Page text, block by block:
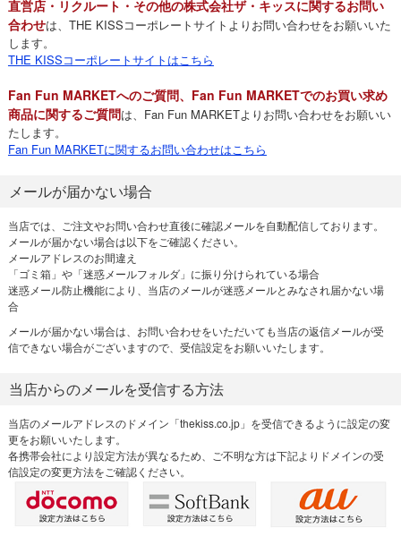
直営店・リクルート・その他の株式会社ザ・キッスに関するお問い
合わせは、THE KISSコーポレートサイトよりお問い合わせをお願いいた
します。
THE KISSコーポレートサイトはこちら
Fan Fun MARKETへのご質問、Fan Fun MARKETでのお買い求め
商品に関するご質問は、Fan Fun MARKETよりお問い合わせをお願いい
たします。
Fan Fun MARKETに関するお問い合わせはこちら
メールが届かない場合
当店では、ご注文やお問い合わせ直後に確認メールを自動配信しております。
メールが届かない場合は以下をご確認ください。
メールアドレスのお間違え
「ゴミ箱」や「迷惑メールフォルダ」に振り分けられている場合
迷惑メール防止機能により、当店のメールが迷惑メールとみなされ届かない場
合
メールが届かない場合は、お問い合わせをいただいても当店の返信メールが受
信できない場合がございますので、受信設定をお願いいたします。
当店からのメールを受信する方法
当店のメールアドレスのドメイン「thekiss.co.jp」を受信できるように設定の変
更をお願いいたします。
各携帯会社により設定方法が異なるため、ご不明な方は下記よりドメインの受
信設定の変更方法をご確認ください。